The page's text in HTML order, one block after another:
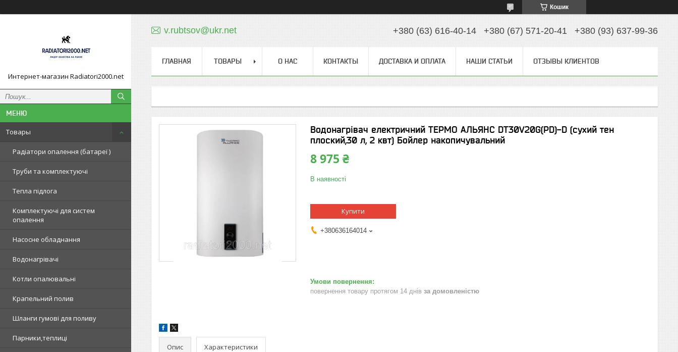
Кошик
Интернет-магазин Radiatori2000.net
Товары
Радіатори опалення (батареї )
Труби та комплектуючі
Тепла підлога
Комплектуючі для систем
опалення
Насосне обладнання
Водонагрівачі
Котли опалювальні
Крапельний полив
Шланги гумові для поливу
Парники,теплиці
v.rubtsov@ukr.net +380 (63) 616-40-14 +380 (67) 571-20-41 +380 (93) 637-99-36
ГЛАВНАЯ ТОВАРЫ О НАС КОНТАКТЫ ДОСТАВКА И ОПЛАТА НАШИ СТАТЬИ ОТЗЫВЫ КЛИЕНТОВ
Водонагрівач електричний ТЕРМО АЛЬЯНС DT30V20G(PD)-D (сухий тен
плоский,30 л, 2 квт) Бойлер накопичувальний
8 975 ₴
В наявності
Купити
+380636164014
повернення товару протягом 14 днів за домовленістю
Опис Характеристики